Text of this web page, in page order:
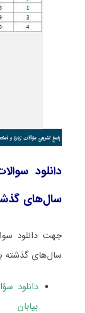
دانلود
سال‌های
جهت دانلود
سال‌های گذشته
بیابان